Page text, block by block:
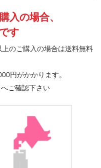
入の場合、
す
のご購入の場合は送料無料
円がかかります。
ご確認下さい